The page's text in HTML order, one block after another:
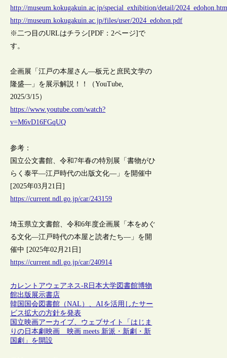
http://museum.kokugakuin.ac.jp/special_exhibition/detail/
http://museum.kokugakuin.ac.jp/files/user/2024_edohon.pdf
※二つ目のURLはチラシ[PDF：2ページ]で
す。
企画展「江戸の本屋さん―板元と庶民文学の
隆盛―」を展示解説！！（YouTube,
2025/3/15）
https://www.youtube.com/watch?
v=M6vD16FGqUQ
参考：
国立公文書館、令和7年春の特別展「書物がひ
らく泰平―江戸時代の出版文化―」を開催中
[2025年03月21日]
https://current.ndl.go.jp/car/243159
埼玉県立文書館、令和6年度企画展「本をめぐ
る文化―江戸時代の本屋と読者たち―」を開
催中 [2025年02月21日]
https://current.ndl.go.jp/car/240914
カレントアウェアネス-R日本大学図書館博物
館出版 展示書店
韓国国会図書館（NAL）、AIを活用したサー
ビス拡大の方針を発表
国立映画アーカイブ、ウェブサイト「はじま
りの日本劇映画 映画 meets 新派・新劇・新
国劇」を開設